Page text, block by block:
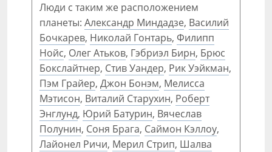
Люди с таким же расположением
планеты: Александр Миндадзе, Василий
Бочкарев, Николай Гонтарь, Филипп
Нойс, Олег Атьков, Гэбриэл Бирн, Брюс
Бокслайтнер, Стив Уандер, Рик Уэйкман,
Пэм Грайер, Джон Бонэм, Мелисса
Мэтисон, Виталий Старухин, Роберт
Энглунд, Юрий Батурин, Вячеслав
Полунин, Соня Брага, Саймон Кэллоу,
Лайонел Ричи, Мерил Стрип, Шалва